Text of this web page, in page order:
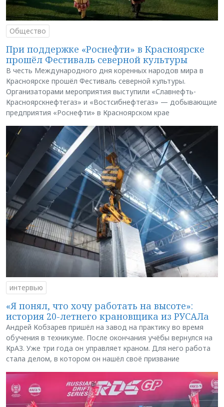
Общество
При поддержке «Роснефти» в Красноярске
прошёл Фестиваль северной культуры
В честь Международного дня коренных народов мира в
Красноярске прошёл Фестиваль северной культуры.
Организаторами мероприятия выступили «Славнефть-
Красноярскнефтегаз» и «Востсибнефтегаз» — добывающие
предприятия «Роснефти» в Красноярском крае
интервью
«Я понял, что хочу работать на высоте»:
история 20-летнего крановщика из РУСАЛа
Андрей Кобзарев пришёл на завод на практику во время
обучения в техникуме. После окончания учёбы вернулся на
КрАЗ. Уже три года он управляет краном. Для него работа
стала делом, в котором он нашёл своё призвание